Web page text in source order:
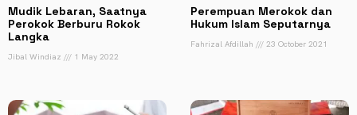
Mudik Lebaran, Saatnya
Perokok Berburu Rokok
Langka
Jibal Windiaz 1 May 2022
Perempuan Merokok dan
Hukum Islam Seputarnya
Fahrizal Afdillah 23 October 2021